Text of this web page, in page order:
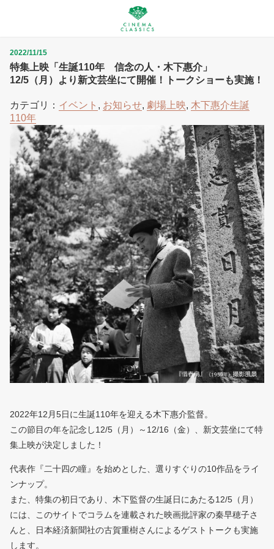
特集上映「生誕110年 信念の人・木下惠介」
12/5（月）より新文芸坐にて開催！トークショーも実施！
2022/11/15
カテゴリ： イベント , お知らせ, 劇場上映, 木下惠介生誕
110年
2022年12月5日に生誕110年を迎える木下惠介監督。
この節目の年を記念し12/5（月）～12/16（金）、 新文芸坐にて特
集上映が決定しました！
代表作『二十四の瞳』を始めとした、選りすぐりの10作品をライ
ンナップ。
また、特集の初日であり、木下監督の生誕日にあたる12/5（月）
には、このサイトでコラムを連載された映画批評家の秦早穂子さ
んと、日本経済新聞社の古賀重樹さんによるゲストトークも実施
します。